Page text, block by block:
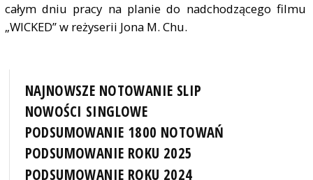
całym dniu pracy na planie do nadchodzącego filmu
„WICKED” w reżyserii Jona M. Chu.
NAJNOWSZE NOTOWANIE SLIP
NOWOŚCI SINGLOWE
PODSUMOWANIE 1800 NOTOWAŃ
PODSUMOWANIE ROKU 2025
PODSUMOWANIE ROKU 2024